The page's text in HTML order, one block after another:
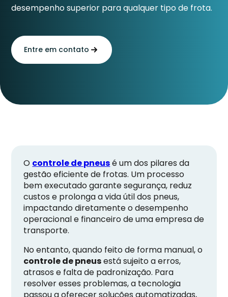
desempenho superior para qualquer tipo de frota.
Entre em contato
O controle de pneusé um dos pilares da
gestão eficiente de frotas. Um processo
bem executado garante segurança, reduz
custos e prolonga a vida útil dos pneus,
impactando diretamente o desempenho
operacional e financeiro de uma empresa de
transporte.
No entanto, quando feito de forma manual, o
controle de pneusestá sujeito a erros,
atrasos e falta de padronização. Para
resolver esses problemas, a tecnologia